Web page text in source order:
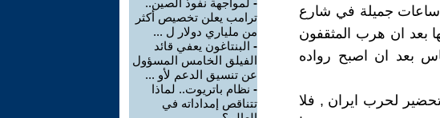
ساعات جميلة في شارع
بعد ان هرب المثقفون
بعد ان اصبح رواده
لحرب ايران , فلا
- لمواجهة نفوذ الصين..
ترامب يعلن تخصيص أكثر
من ملياري دولار ل ...
- البنتاغون يعفي قائد
الفيلق الخامس المسؤول
عن تنسيق الدعم لأو ...
- نظام باتريوت.. لماذا
تتناقص إمداداته في